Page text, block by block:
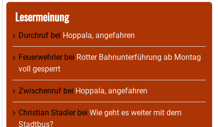
Lesermeinung
Durchruf bei Hoppala, angefahren
Feuerwehrlerbei Rotter Bahnunterführung ab Montag
voll gesperrt
Zwischenruf bei Hoppala, angefahren
Christian Stadlerbei Wie geht es weiter mit dem
Stadtbus?